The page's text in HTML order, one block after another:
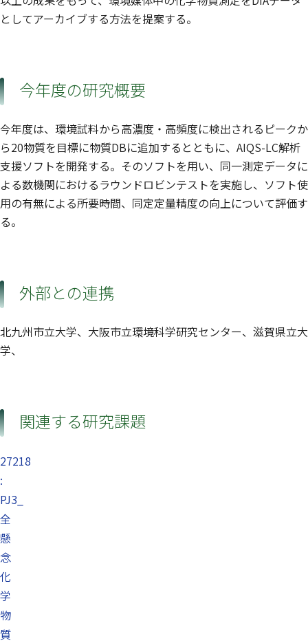
としてアーカイブする方法を提案する。
今年度の研究概要
今年度は、環境試料から高濃度・高頻度に検出されるピークか
ら20物質を目標に物質DBに追加するとともに、AIQS-LC解析
支援ソフトを開発する。そのソフトを用い、同一測定データに
よる数機関におけるラウンドロビンテストを実施し、ソフト使
用の有無による所要時間、同定定量精度の向上について評価す
る。
外部との連携
北九州市立大学、大阪市立環境科学研究センター、滋賀県立大
学、
関連する研究課題
27218
:
PJ3_
全
懸
念
化
学
物
質